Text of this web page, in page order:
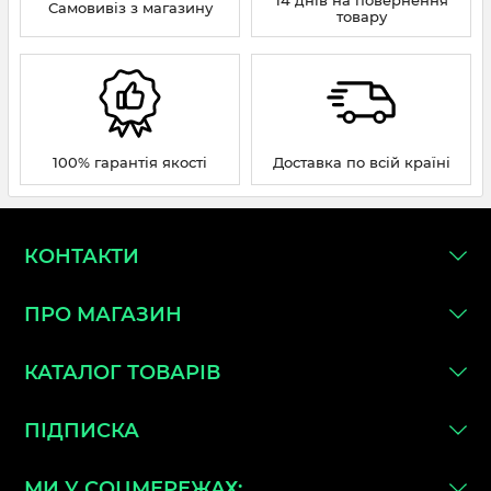
Самовивіз з магазину
товару
100% гарантія якості Доставка по всій країні
КОНТАКТИ
ПРО МАГАЗИН
КАТАЛОГ ТОВАРІВ
ПІДПИСКА